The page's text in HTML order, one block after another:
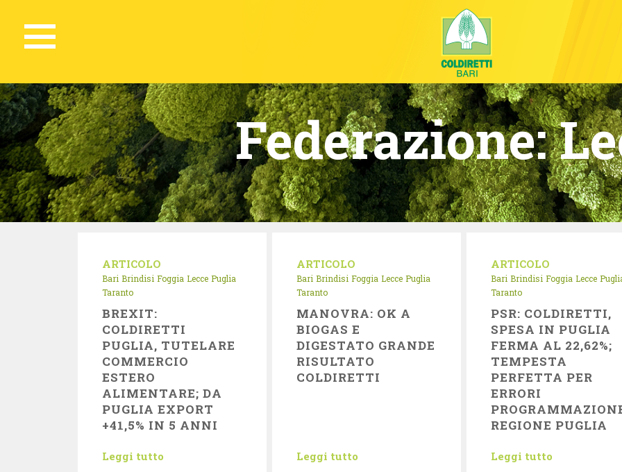
Federazione:
ARTICOLO
Bari Brindisi Foggia Lecce Puglia
Taranto
BREXIT:
COLDIRETTI
PUGLIA, TUTELARE
COMMERCIO
ESTERO
ALIMENTARE; DA
PUGLIA EXPORT
+41,5% IN 5 ANNI
Leggi tutto
ARTICOLO
Bari Brindisi Foggia Lecce Puglia
Taranto
MANOVRA: OK A
BIOGAS E
DIGESTATO GRANDE
RISULTATO
COLDIRETTI
Leggi tutto
ARTICOLO
Bari Brindisi Foggia Lecce
Taranto
PSR: COLDIRETTI,
SPESA IN PUGLIA
FERMA AL 22,62%;
TEMPESTA
PERFETTA PER
ERRORI
REGIONE PUGLIA
Leggi tutto